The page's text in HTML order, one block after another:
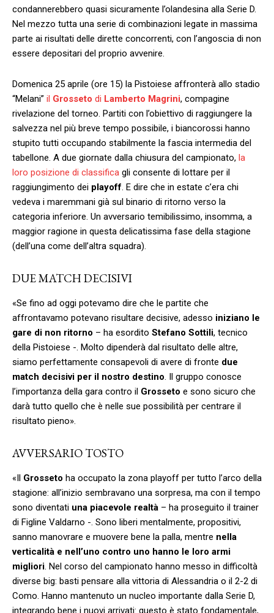
condannerebbero quasi sicuramente l’olandesina alla Serie D.
Nel mezzo tutta una serie di combinazioni legate in massima
parte ai risultati delle dirette concorrenti, con l’angoscia di non
essere depositari del proprio avvenire.
Domenica 25 aprile (ore 15) la Pistoiese affronterà allo stadio
“Melani” il Grosseto di Lamberto Magrini, compagine
rivelazione del torneo. Partiti con l’obiettivo di raggiungere la
salvezza nel più breve tempo possibile, i biancorossi hanno
stupito tutti occupando stabilmente la fascia intermedia del
tabellone. A due giornate dalla chiusura del campionato, la
loro posizione di classifica gli consente di lottare per il
raggiungimento dei playoff. E dire che in estate c’era chi
vedeva i maremmani già sul binario di ritorno verso la
categoria inferiore. Un avversario temibilissimo, insomma, a
maggior ragione in questa delicatissima fase della stagione
(dell’una come dell’altra squadra).
DUE MATCH DECISIVI
«Se fino ad oggi potevamo dire che le partite che
affrontavamo potevano risultare decisive, adesso iniziano le
gare di non ritorno – ha esordito Stefano Sottili, tecnico
della Pistoiese -. Molto dipenderà dal risultato delle altre,
siamo perfettamente consapevoli di avere di fronte due
match decisivi per il nostro destino. Il gruppo conosce
l’importanza della gara contro il Grosseto e sono sicuro che
darà tutto quello che è nelle sue possibilità per centrare il
risultato pieno».
AVVERSARIO TOSTO
«Il Grosseto ha occupato la zona playoff per tutto l’arco della
stagione: all’inizio sembravano una sorpresa, ma con il tempo
sono diventati una piacevole realtà – ha proseguito il trainer
di Figline Valdarno -. Sono liberi mentalmente, propositivi,
sanno manovrare e muovere bene la palla, mentre nella
verticalità e nell’uno contro uno hanno le loro armi
migliori. Nel corso del campionato hanno messo in difficoltà
diverse big: basti pensare alla vittoria di Alessandria o il 2-2 di
Como. Hanno mantenuto un nucleo importante dalla Serie D,
integrando bene i nuovi arrivati: questo è stato fondamentale,